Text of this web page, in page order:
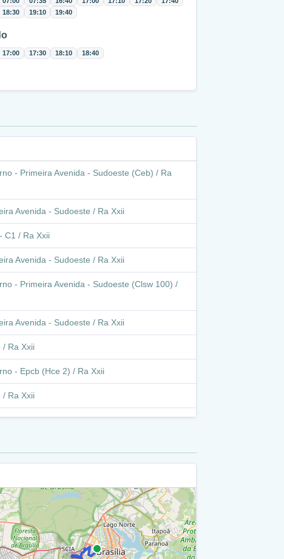
18:30 19:10 19:40
17:00 17:30 18:10 18:40
- Primeira Avenida - Sudoeste (Ceb) / Ra
Avenida - Sudoeste / Ra Xxii
C1 / Ra Xxii
Avenida - Sudoeste / Ra Xxii
- Primeira Avenida - Sudoeste (Clsw 100) /
Avenida - Sudoeste / Ra Xxii
/ Ra Xxii
- Epcb (Hce 2) / Ra Xxii
/ Ra Xxii
- Epcb (Sres Qd 10) / Ra Xxii
1 - Quadra 08 - 10 / Ra Xi
- Via Re 1 / Ra Xi
1 - Quadra 01 - 02 - 03 - 04 - 05 - 06 - 08 /